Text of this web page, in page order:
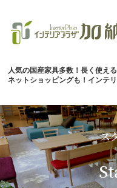
人気の国産家具多数！長く使え
ネットショッピングも！インテ
ス